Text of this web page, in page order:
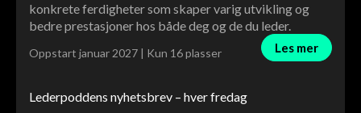
Lederpoddens nyhetsbrev – hver fredag
konkrete ferdigheter som skaper varig utvikling og
bedre prestasjoner hos både deg og de du leder.
Oppstart januar 2027 | Kun 16 plasser Les mer